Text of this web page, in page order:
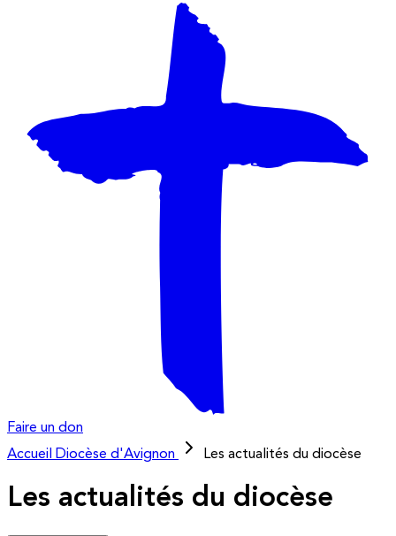
Faire un don
Accueil
Diocèse d'Avignon Les actualités du diocèse
Les actualités du diocèse